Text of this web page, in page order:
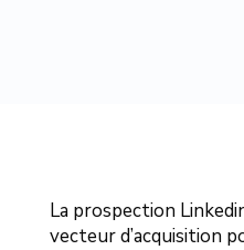
La prospection
vecteur d’acquisition